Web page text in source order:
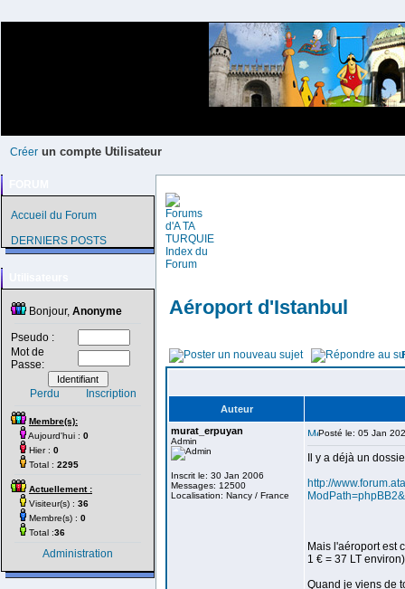
Créer un compte Utilisateur
Accueil du Forum
DERNIERS POSTS
Bonjour, Anonyme
Pseudo :
Mot de
Passe:
Perdu Inscription
Membre(s):
Aujourd'hui : 0
Hier : 0
Total : 2295
Actuellement :
Visiteur(s) : 36
Membre(s) : 0
Total :36
Administration
Aéroport d'Istanbul
Auteur
murat_erpuyan
Admin
Inscrit le: 30 Jan 2006
Messages: 12500
Localisation: Nancy / France
Posté le: 05 Jan
Il y a déjà un
http://
Mais l'aéroport est
1 € = 37 LT
Quand je viens de